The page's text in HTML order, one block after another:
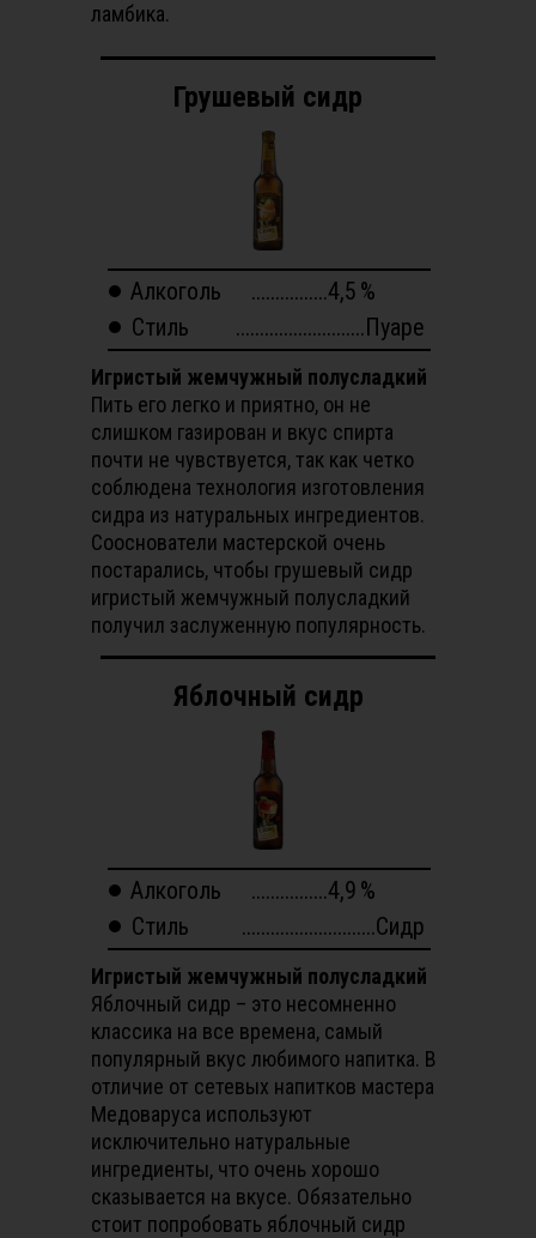
ламбика.
Стиль ...........................Пуаре
Грушевый сидр
Алкоголь
Игристый жемчужный полусладкий
Пить его легко и приятно, он не
слишком газирован и вкус спирта
почти не чувствуется, так как четко
соблюдена технология изготовления
сидра из натуральных ингредиентов.
Сооснователи мастерской очень
постарались, чтобы грушевый сидр
игристый жемчужный полусладкий
получил заслуженную популярность.
%
................4,5
Стиль ............................Сидр
Яблочный сидр
Алкоголь
Игристый жемчужный полусладкий
Яблочный сидр – это несомненно
классика на все времена, самый
популярный вкус любимого напитка. В
отличие от сетевых напитков мастера
Медоваруса используют
исключительно натуральные
ингредиенты, что очень хорошо
сказывается на вкусе. Обязательно
стоит попробовать яблочный сидр
%
................4,9